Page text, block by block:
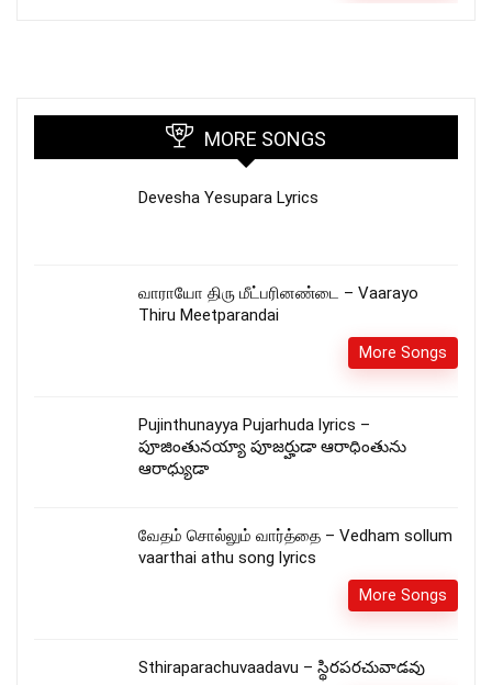
MORE SONGS
Devesha Yesupara Lyrics
வாராயோ திரு மீட்பரினண்டை – Vaarayo
Thiru Meetparandai
More Songs
Pujinthunayya Pujarhuda lyrics –
పూజింతునయ్యా పూజర్హుడా ఆరాధింతును
ఆరాధ్యుడా
வேதம் சொல்லும் வார்த்தை – Vedham sollum
vaarthai athu song lyrics
More Songs
Sthiraparachuvaadavu – స్థిరపరచువాడవు